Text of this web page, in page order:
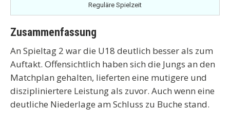
Reguläre Spielzeit
Zusammenfassung
An Spieltag 2 war die U18 deutlich besser als zum
Auftakt. Offensichtlich haben sich die Jungs an den
Matchplan gehalten, lieferten eine mutigere und
diszipliniertere Leistung als zuvor. Auch wenn eine
deutliche Niederlage am Schluss zu Buche stand.